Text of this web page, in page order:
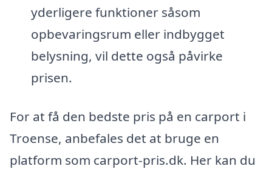
yderligere funktioner såsom
opbevaringsrum eller indbygget
belysning, vil dette også påvirke
prisen.
For at få den bedste pris på en carport i
Troense, anbefales det at bruge en
platform som carport-pris.dk. Her kan du